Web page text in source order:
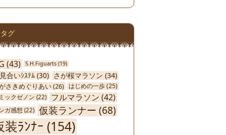
タグ
(43) S.H.Figuarts (19)
合いｼｽﾃﾑ (30) さが桜マラソン (34)
さきめぐりあい(26) はじめの一歩(25)
ックゼノン (22) フルマラソン (42)
ガ感想 (22) 仮装ランナー (68)
装ﾗﾝﾅｰ (154)